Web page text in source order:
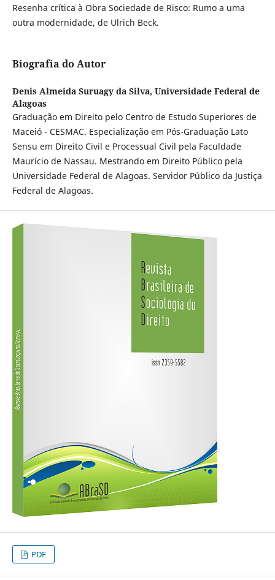
Resenha crítica à Obra Sociedade de Risco: Rumo a uma
outra modernidade, de Ulrich Beck.
Biografia do Autor
Denis Almeida Suruagy da Silva, Universidade Federal de
Alagoas
Graduação em Direito pelo Centro de Estudo Superiores de
Maceió - CESMAC. Especialização em Pós-Graduação Lato
Sensu em Direito Civil e Processual Civil pela Faculdade
Maurício de Nassau. Mestrando em Direito Público pela
Universidade Federal de Alagoas. Servidor Público da Justiça
Federal de Alagoas.
PDF